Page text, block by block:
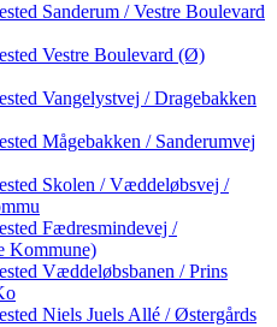
Sanderum / Vestre Boulevard
Vestre Boulevard (Ø)
Vangelystvej / Dragebakken
Mågebakken / Sanderumvej
Skolen / Væddeløbsvej /
Fædresmindevej /
Kommune)
Væddeløbsbanen / Prins
Niels Juels Allé / Østergårds